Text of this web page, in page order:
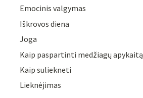
Emocinis valgymas
Iškrovos diena
Joga
Kaip paspartinti medžiagų apykaitą
Kaip suliekneti
Lieknėjimas